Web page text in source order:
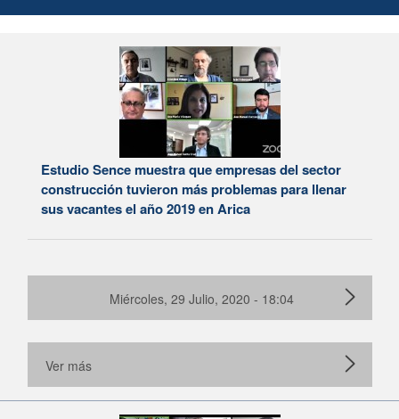
Estudio Sence muestra que empresas del sector
construcción tuvieron más problemas para llenar
sus vacantes el año 2019 en Arica
Miércoles, 29 Julio, 2020 - 18:04
Ver más